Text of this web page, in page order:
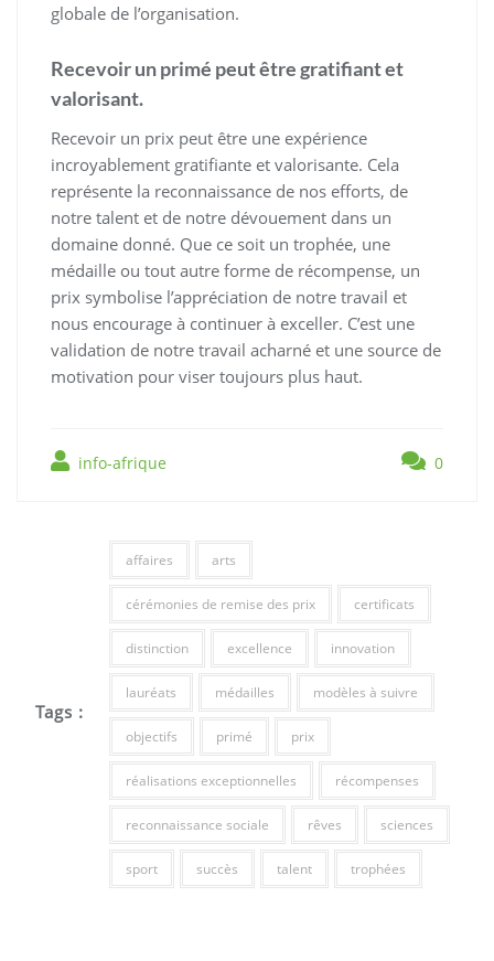
globale de l’organisation.
Recevoir un primé peut être gratifiant et
valorisant.
Recevoir un prix peut être une expérience
incroyablement gratifiante et valorisante. Cela
représente la reconnaissance de nos efforts, de
notre talent et de notre dévouement dans un
domaine donné. Que ce soit un trophée, une
médaille ou tout autre forme de récompense, un
prix symbolise l’appréciation de notre travail et
nous encourage à continuer à exceller. C’est une
validation de notre travail acharné et une source de
motivation pour viser toujours plus haut.
info-afrique 0
Tags :
affaires arts
cérémonies de remise des prix certificats
distinction excellence innovation
lauréats médailles modèles à suivre
objectifs primé prix
réalisations exceptionnelles récompenses
reconnaissance sociale rêves sciences
sport succès talent trophées